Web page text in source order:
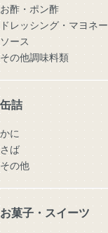
お酢・ポン酢
ドレッシング・マヨネ
ソース
その他調味料類
缶詰
かに
さば
その他
お菓子・スイーツ